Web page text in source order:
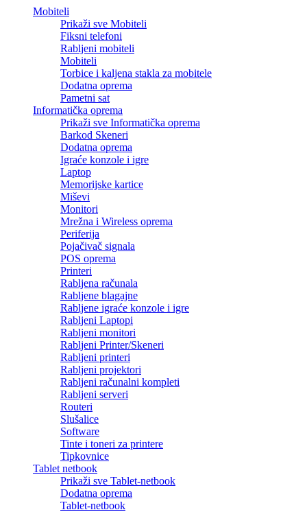
Mobiteli
Prikaži sve Mobiteli
Fiksni telefoni
Rabljeni mobiteli
Mobiteli
Torbice i kaljena stakla za mobitele
Dodatna oprema
Pametni sat
Informatička oprema
Prikaži sve Informatička oprema
Barkod Skeneri
Dodatna oprema
Igraće konzole i igre
Laptop
Memorijske kartice
Miševi
Monitori
Mrežna i Wireless oprema
Periferija
Pojačivač signala
POS oprema
Printeri
Rabljena računala
Rabljene blagajne
Rabljene igraće konzole i igre
Rabljeni Laptopi
Rabljeni monitori
Rabljeni Printer/Skeneri
Rabljeni printeri
Rabljeni projektori
Rabljeni računalni kompleti
Rabljeni serveri
Routeri
Slušalice
Software
Tinte i toneri za printere
Tipkovnice
Tablet netbook
Prikaži sve Tablet-netbook
Dodatna oprema
Tablet-netbook